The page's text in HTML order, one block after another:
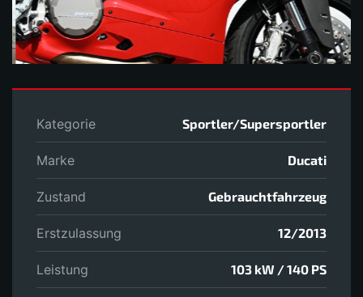
Kategorie Sportler/Supersportler
Marke Ducati
Zustand Gebrauchtfahrzeug
Erstzulassung 12/2013
Leistung 103 kW / 140 PS